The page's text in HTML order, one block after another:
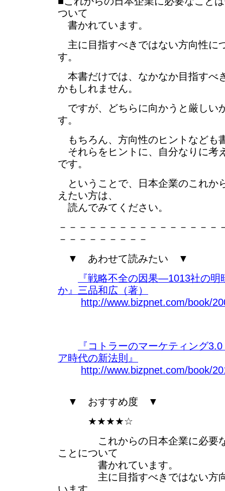
ついて
書かれています。
主に目指すべきではない方向性に
す。
本書だけでは、なかなか目指すべ
かもしれません。
ですが、どちらに向かうと厳しい
す。
もちろん、方向性のヒントなども
それらをヒントに、自分なりに考
です。
ということで、日本企業のこれか
えたい方は、
読んでみてください。
－－－－－－－－－－－－－－－－
－－－－－－－－－
▼ あわせて読みたい ▼
『戦略不全の因果―1013社の
か』三品和広（著）
http://www.bizpnet.com/book/
『コトラーのマーケティング
ア時代の新法則』
http://www.bizpnet.com/book/
▼ おすすめ度 ▼
★★★★☆
これからの日本企業に必要な
ことについて
書かれています。
主に目指すべきではない方向